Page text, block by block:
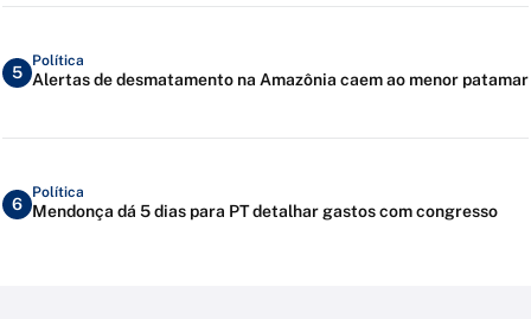
5
Política
Alertas de desmatamento na Amazônia caem ao menor patamar
6
Política
Mendonça dá 5 dias para PT detalhar gastos com congresso